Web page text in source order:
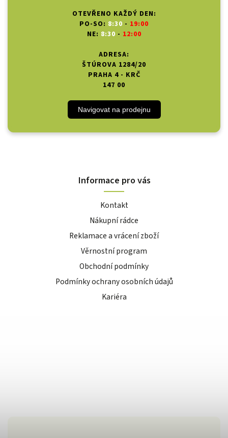
OTEVŘENO KAŽDÝ DEN:
PO-SO: 8:30 - 19:00
NE: 8:30 - 12:00
ADRESA:
ŠTÚROVA 1284/20
PRAHA 4 - KRČ
147 00
Navigovat na prodejnu
Informace pro vás
Kontakt
Nákupní rádce
Reklamace a vrácení zboží
Věrnostní program
Obchodní podmínky
Podmínky ochrany osobních údajů
Kariéra